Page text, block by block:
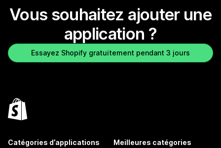
Vous souhaitez ajouter une
application ?
Essayez Shopify gratuitement pendant 3 jours
Catégories d’applications Meilleures catégories